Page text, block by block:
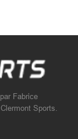
Fabrice
Sports.